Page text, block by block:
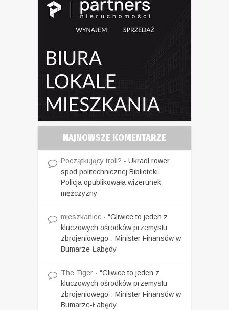
NAJNOWSZE KOMENTARZE
Początkujący troll? - Ukradł rower
spod politechnicznej Biblioteki.
Policja opublikowała wizerunek
mężczyzny
mieszkaniec - “Gliwice to jeden z
kluczowych ośrodków przemysłu
zbrojeniowego”. Minister Finansów w
Bumarze-Łabędy
The Tiger - “Gliwice to jeden z
kluczowych ośrodków przemysłu
zbrojeniowego”. Minister Finansów w
Bumarze-Łabędy